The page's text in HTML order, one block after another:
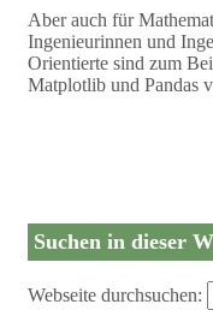
Aber auch für
Ingenieurinnen und
Orientierte sind zum
Matplotlib und Pandas
Suchen in dieser
Webseite durchsuchen: